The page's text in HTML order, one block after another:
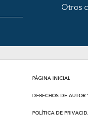
Otros
PÁGINA INICIAL
DERECHOS DE AUTOR
POLÍTICA DE